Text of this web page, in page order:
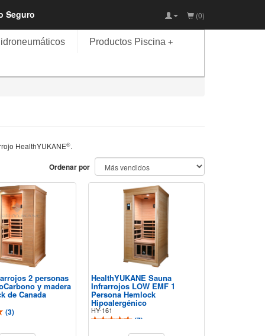
Seguro (0)
+
Productos Piscina
HealthYUKANE®.
Ordenar por
2 personas
y madera
de Canada
(3)
HealthYUKANE Sauna
Infrarrojos LOW EMF 1
Persona Hemlock
Hipoalergénico
HY-161
(7)